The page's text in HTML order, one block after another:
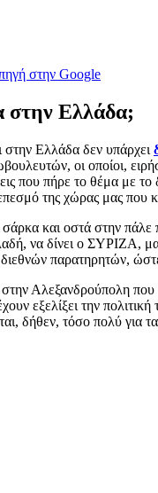
στην Google
στην Ελλάδα;
στην Ελλάδα δεν υπάρχει
οι οποίοι,
που πήρε το θέμα με
της χώρας μας που
και οστά στην πάλε
να δίνει ο ΣΥΡΙΖΑ,
παρατηρητών,
Αλεξανδρούπολη
εξελίξει την
δήθεν, τόσο πολύ για